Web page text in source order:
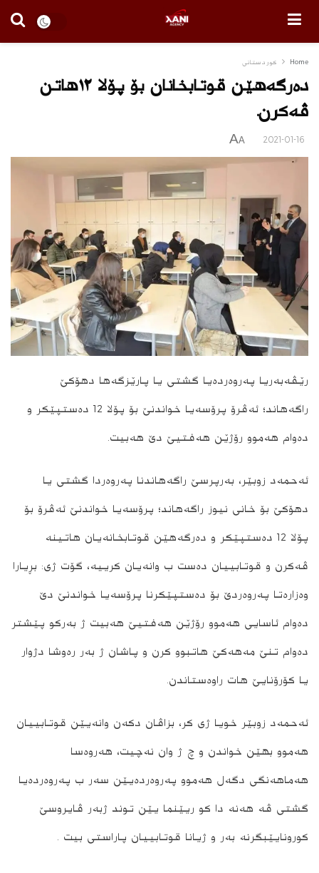
Home كوردستانى
دەرگەھێن قوتابخانان بۆ پۆلا ١٢ھاتن
ڤەکرن.
2021-01-16
A
A
رێڤه‌به‌ریا په‌روه‌رده‌یا گشتی یا پارێزگه‌ها دهۆكێ
راگه‌هاند؛ ئه‌ڤرۆ پرۆسه‌یا خواندنێ بۆ پۆلا 12 ده‌ستپێكر و
ده‌وام هه‌موو رۆژێن هه‌فتیێ دێ هه‌بیت.
ئەحمەد زوبێر، بەرپرسێ راگەھاندنا پەروەردا گشتی یا
دھۆکێ بۆ خانی نیوز راگەھاند؛ پرۆسه‌یا خواندنێ ئه‌ڤرۆ بۆ
پۆلا 12 ده‌ستپێكر و ده‌رگه‌هێن قوتابخانه‌یان هاتینه‌
ڤه‌كرن و قوتابییان ده‌ست ب وانه‌یان كرییه‌، گۆت ژی: بڕیارا
وه‌زاره‌تا په‌روه‌ردێ بۆ ده‌ستپێكرنا پرۆسه‌یا خواندنێ دێ
ده‌وام ئاسایی هه‌موو رۆژێن هه‌فتیێ هه‌بیت ژ به‌ركو پێشتر
ده‌وام تنێ مه‌هه‌كێ هاتبوو كرن و پاشان ژ به‌ر ره‌وشا دژوار
یا كۆرۆنایێ هات راوه‌ستاندن.
ئه‌حمه‌د زوبێر خویا ژی كر، بزاڤان دكه‌ن وانه‌یێن قوتابییان
هه‌موو بهێن خواندن و چ ژ وان نه‌چیت، هه‌روه‌سا
ھەماھەنگی دگەل هه‌موو پەروەردەیێن سەر ب پەروەردەیا
گشتی ڤە هه‌نه‌ دا کو ریێنما یێن توند ژبەر ڤایروسێ
کورونایێبگرنه‌ به‌ر و ژیانا قوتابییان پاراستی بیت .
Xani News
To install tap
and choose
Add to Home Screen
Continue in browser